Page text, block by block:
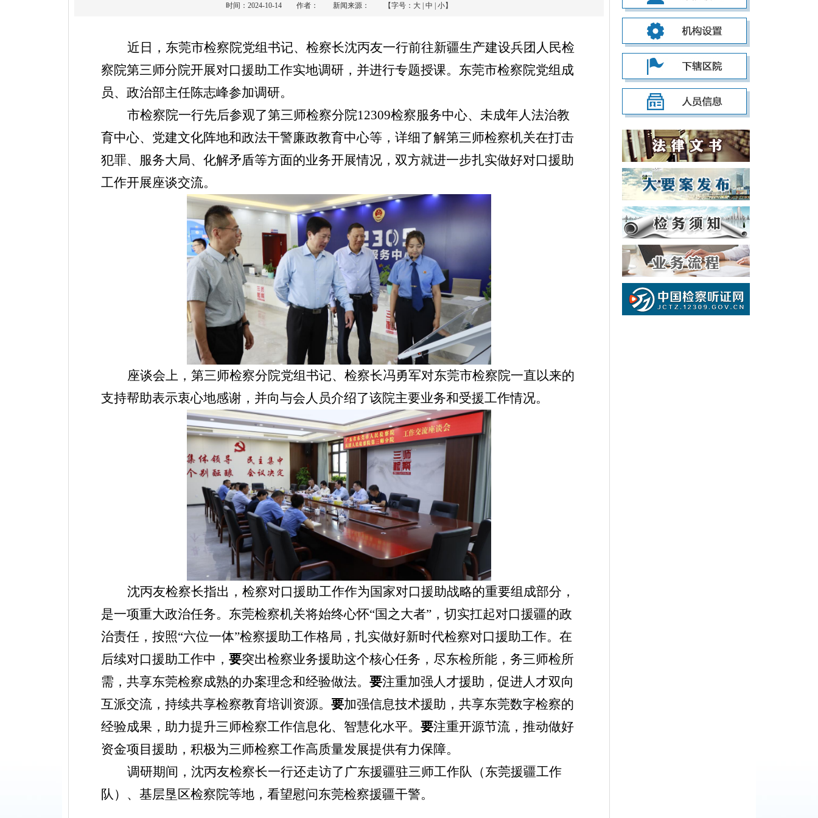
时间：2024-10-14 作者： 新闻来源： 【字号： 大 中 小】
近日，东莞市检察院党组书记、检察长沈丙友一行前往新疆生产建设兵团人民检
察院第三师分院开展对口援助工作实地调研，并进行专题授课。东莞市检察院党组成
员、政治部主任陈志峰参加调研。
市检察院一行先后参观了第三师检察分院12309检察服务中心、未成年人法治教
育中心、党建文化阵地和政法干警廉政教育中心等，详细了解第三师检察机关在打击
犯罪、服务大局、化解矛盾等方面的业务开展情况，双方就进一步扎实做好对口援助
工作开展座谈交流。
座谈会上，第三师检察分院党组书记、检察长冯勇军对东莞市检察院一直以来的
支持帮助表示衷心地感谢，并向与会人员介绍了该院主要业务和受援工作情况。
沈丙友检察长指出，检察对口援助工作作为国家对口援助战略的重要组成部分，
是一项重大政治任务。东莞检察机关将始终心怀“国之大者”，切实扛起对口援疆的政
治责任，按照“六位一体”检察援助工作格局，扎实做好新时代检察对口援助工作。在
后续对口援助工作中， 要突出检察业务援助这个核心任务，尽东检所能，务三师检所
需，共享东莞检察成熟的办案理念和经验做法。 要注重加强人才援助，促进人才双向
互派交流，持续共享检察教育培训资源。 要加强信息技术援助，共享东莞数字检察的
经验成果，助力提升三师检察工作信息化、智慧化水平。 要注重开源节流，推动做好
资金项目援助，积极为三师检察工作高质量发展提供有力保障。
调研期间，沈丙友检察长一行还走访了广东援疆驻三师工作队（东莞援疆工作
队）、基层垦区检察院等地，看望慰问东莞检察援疆干警。